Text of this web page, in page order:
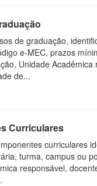
de graduação,
e-MEC, prazos
Unidade Acadêmica
de...
Curriculares
curriculares
turma, campus ou
responsável,